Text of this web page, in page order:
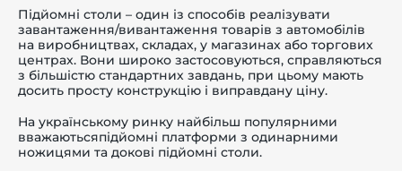
Підйомні столи – один із способів реалізувати
завантаження/вивантаження товарів з автомобілів
на виробництвах, складах, у магазинах або торгових
центрах. Вони широко застосовуються, справляються
з більшістю стандартних завдань, при цьому мають
досить просту конструкцію і виправдану ціну.
На українському ринку найбільш популярними
вважаютьсяпідйомні платформи з одинарними
ножицями та докові підйомні столи.